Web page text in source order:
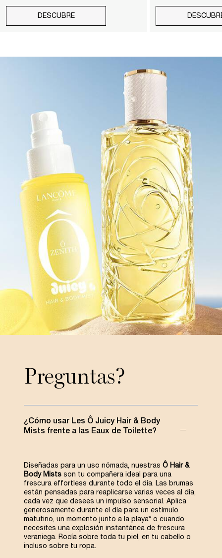
DESCUBRE
Preguntas?
¿Cómo usar Les Ô Juicy Hair & Body
Mists frente a las Eaux de Toilette?​
Diseñadas para un uso nómada, nuestras Ô Hair &
Body Mists son tu compañera ideal para una
frescura effortless durante todo el día. Las brumas
están pensadas para reaplicarse varias veces al día,
cada vez que desees un impulso sensorial. Aplica
generosamente durante el día para un estímulo
matutino, un momento junto a la playa* o cuando
necesites una explosión instantánea de frescura
veraniega. Rocía sobre toda tu piel, en tu cabello o
incluso sobre tu ropa.